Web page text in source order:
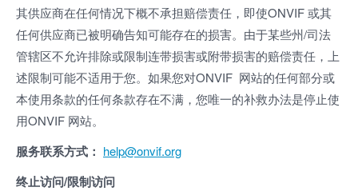
其供应商在任何情况下概不承担赔偿责任，即使ONVIF 或其
任何供应商已被明确告知可能存在的损害。由于某些州/司法
管辖区不允许排除或限制连带损害或附带损害的赔偿责任，上
述限制可能不适用于您。如果您对ONVIF 网站的任何部分或
本使用条款的任何条款存在不满，您唯一的补救办法是停止使
用ONVIF 网站。
服务联系方式： help@onvif.org
终止访问/限制访问